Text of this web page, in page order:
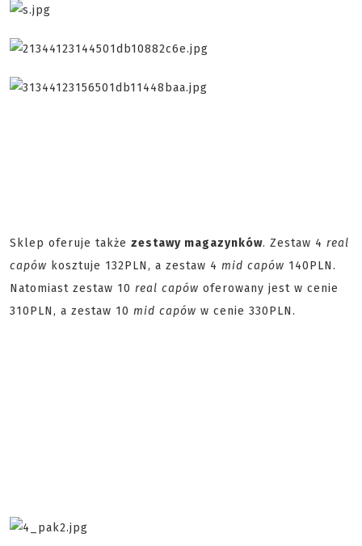
Sklep oferuje także zestawy magazynków. Zestaw 4 real
capów kosztuje 132PLN, a zestaw 4 mid capów 140PLN.
Natomiast zestaw 10 real capów oferowany jest w cenie
310PLN, a zestaw 10 mid capów w cenie 330PLN.